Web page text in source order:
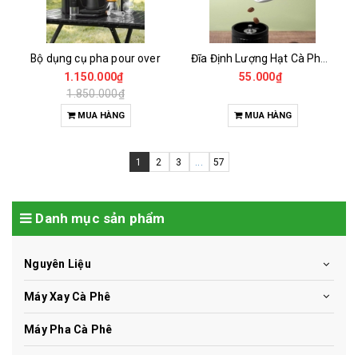
Bộ dụng cụ pha pour over
1.150.000₫
1.850.000₫
MUA HÀNG
55.000₫
MUA HÀNG
1 2 3 ... 57
Danh mục sản phẩm
Nguyên Liệu
Máy Xay Cà Phê
Máy Pha Cà Phê